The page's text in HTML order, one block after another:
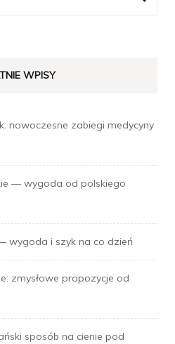
WPISY
nowoczesne zabiegi medycyny
— wygoda od polskiego
wygoda i szyk na co dzień
zmysłowe propozycje od
sposób na cienie pod